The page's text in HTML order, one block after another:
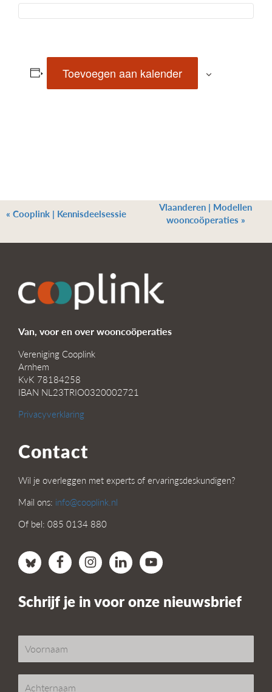
Toevoegen aan kalender
« Cooplink | Kennisdeelsessie
Vlaanderen | Modellen
wooncoöperaties »
Van, voor en over wooncoöperaties
Vereniging Cooplink
Arnhem
KvK 78184258
IBAN NL23TRIO0320002721
Privacyverklaring
Contact
Wil je overleggen met experts of ervaringsdeskundigen?
Mail ons: info@cooplink.nl
Of bel: 085 0134 880
Schrijf je in voor onze nieuwsbrief